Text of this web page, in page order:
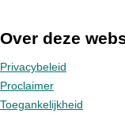
Over deze
Privacybeleid
Proclaimer
Toegankelijkheid